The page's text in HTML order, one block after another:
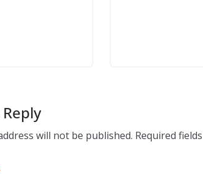
will not be published. Required